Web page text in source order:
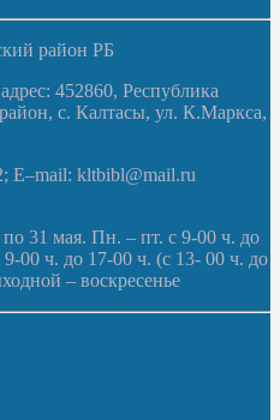
район РБ
452860, Республика
с. Калтасы, ул. К.Маркса,
E–mail: kltbibl@mail.ru
31 мая. Пн. – пт. с 9-00 ч. до
00 ч. до 17-00 ч. (с 13- 00 ч. до
– воскресенье